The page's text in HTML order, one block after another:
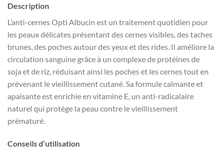
Description
L’anti-cernes Opti Albucin est un traitement quotidien pour
les peaux délicates présentant des cernes visibles, des taches
brunes, des poches autour des yeux et des rides. Il améliore la
circulation sanguine grâce à un complexe de protéines de
soja et de riz, réduisant ainsi les poches et les cernes tout en
prévenant le vieillissement cutané. Sa formule calmante et
apaisante est enrichie en vitamine E, un anti-radicalaire
naturel qui protège la peau contre le vieillissement
prématuré.
Conseils d’utilisation